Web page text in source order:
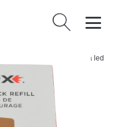
Vyhledávání
Brusle na led
Refills - Leather